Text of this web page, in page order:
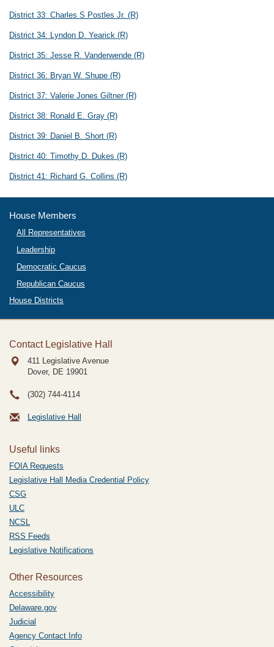
District 33: Charles S Postles Jr. (R)
District 34: Lyndon D. Yearick (R)
District 35: Jesse R. Vanderwende (R)
District 36: Bryan W. Shupe (R)
District 37: Valerie Jones Giltner (R)
District 38: Ronald E. Gray (R)
District 39: Daniel B. Short (R)
District 40: Timothy D. Dukes (R)
District 41: Richard G. Collins (R)
House Members
All Representatives
Leadership
Democratic Caucus
Republican Caucus
House Districts
Contact Legislative Hall
411 Legislative Avenue
Dover, DE 19901
(302) 744-4114
Legislative Hall
Useful links
FOIA Requests
Legislative Hall Media Credential Policy
CSG
ULC
NCSL
RSS Feeds
Legislative Notifications
Other Resources
Accessibility
Delaware.gov
Judicial
Agency Contact Info